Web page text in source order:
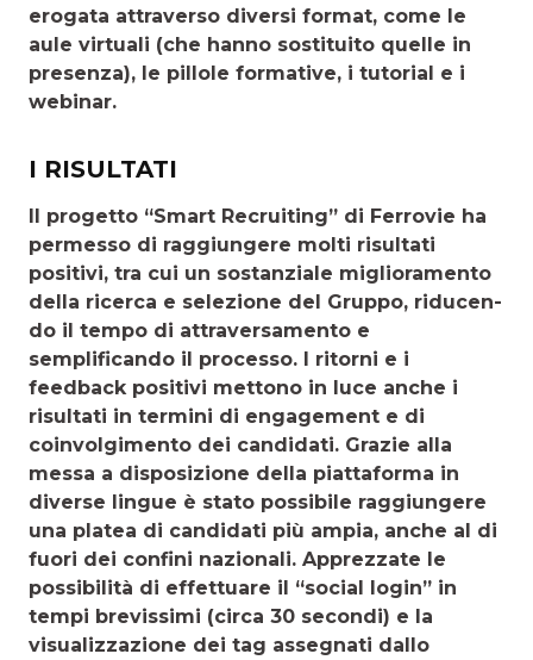
erogata attraverso diversi format, come le
aule virtuali (che hanno sostituito quelle in
presenza), le pillole formative, i tutorial e i
webinar.
I RISULTATI
Il progetto “Smart Recruiting” di Ferrovie ha
permesso di raggiungere molti risultati
positivi, tra cui un sostanziale miglioramento
della ricerca e selezione del Gruppo, riducen­
do il tempo di attraversamento e
semplificando il processo. I ritorni e i
feedback positivi mettono in luce anche i
risultati in termini di engagement e di
coinvolgimento dei candidati. Grazie alla
messa a disposizione della piattaforma in
diverse lingue è stato possibile raggiungere
una platea di candidati più ampia, anche al di
fuori dei confini nazionali. Apprezzate le
possibilità di effettuare il “social login” in
tempi brevis­simi (circa 30 secondi) e la
visualizzazione dei tag assegnati dallo